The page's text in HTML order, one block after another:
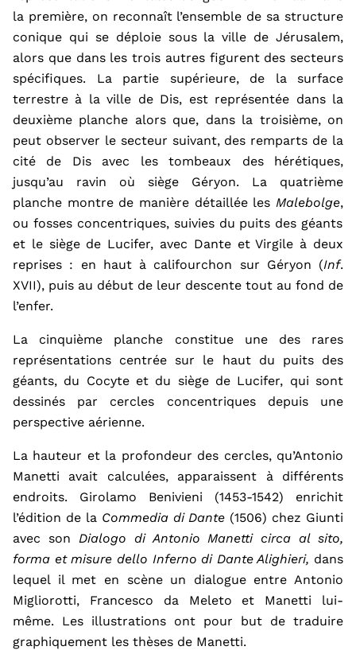
la première,on reconnaît l’ensemble de sa structure
conique qui se déploie sous la ville de Jérusalem,
alors que dans les trois autres figurent des secteurs
spécifiques. La partie supérieure, de la surface
terrestre à la ville de Dis, est représentée dans la
deuxième planche alors que, dans la troisième,on
peut observer le secteur suivant, des remparts de la
cité de Disavec les tombeaux des hérétiques,
jusqu’au ravin où siège Géryon. La quatrième
planche montre de manière détaillée les Malebolge,
ou fosses concentriques, suivies du puits des géants
et le siège de Lucifer, avec Dante et Virgile à deux
reprises : en haut à califourchon sur Géryon (Inf.
XVII), puis au début de leur descente tout au fond de
l’enfer.
La cinquième planche constitue une des rares
représentations centrée sur le haut du puits des
géants, du Cocyte et du siègede Lucifer, qui sont
dessinés par cercles concentriques depuis une
perspective aérienne.
La hauteur et la profondeur des cercles, qu’Antonio
Manetti avait calculées, apparaissent à différents
endroits. Girolamo Benivieni (1453-1542) enrichit
l’édition de la Commedia di Dante (1506) chez Giunti
avec son Dialogo di Antonio Manetti circa al sito,
forma et misure dello Inferno di Dante Alighieri, dans
lequel il met en scèneun dialogue entre Antonio
Migliorotti, Francesco da Meleto et Manetti lui-
même. Les illustrations ont pour but de traduire
graphiquement les thèses de Manetti.